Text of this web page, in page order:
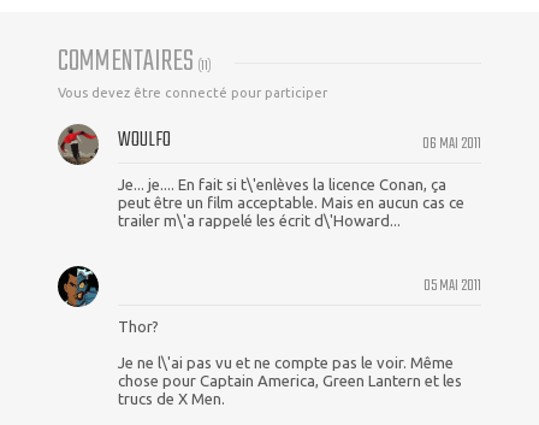
COMMENTAIRES (11)
Vous devez être connecté pour participer
06 MAI 2011
WOULFO
Je... je.... En fait si t\'enlèves la licence Conan, ça
peut être un film acceptable. Mais en aucun cas ce
trailer m\'a rappelé les écrit d\'Howard...
05 MAI 2011
Thor?
Je ne l\'ai pas vu et ne compte pas le voir. Même
chose pour Captain America, Green Lantern et les
trucs de X Men.